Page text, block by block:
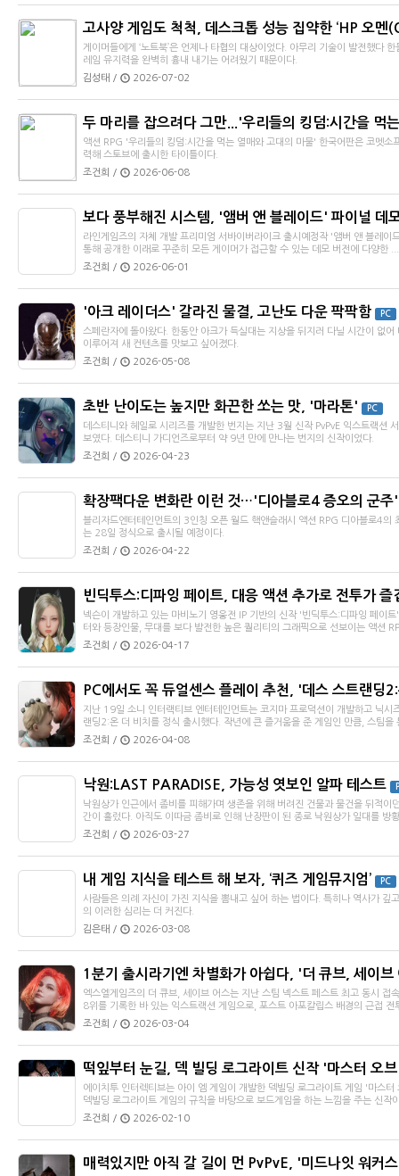
고사양 게임도 척척, 데스크톱 성능 집약한 ‘HP 오멘
게이머들에게 ‘노트북’은 언제나 타협의 대상이었다. 아무리 기술이 발전했다
레임 유지력을 완벽히 흉내 내기는 어려웠기 때문이다.
김성태 /
2026-07-02
두 마리를 잡으려다 그만...'우리들의 킹덤:시간을 먹
액션 RPG '우리들의 킹덤:시간을 먹는 열매와 고대의 마물' 한국어판은 코멧소
력해 스토브에 출시한 타이틀이다.
조건희 /
2026-06-08
보다 풍부해진 시스템, '앰버 앤 블레이드' 파이널 데
라인게임즈의 자체 개발 프리미엄 서바이버라이크 출시예정작 '앰버 앤 블레
통해 공개한 이래로 꾸준히 모든 게이머가 접근할 수 있는 데모 버전에 다양한 ...
조건희 /
2026-06-01
'아크 레이더스' 갈라진 물결, 고난도 다운 팍팍함 PC
스페란자에 돌아왔다. 한동안 아크가 득실대는 지상을 뒤지러 다닐 시간이 없
이루어져 새 컨텐츠를 맛보고 싶어졌다.
조건희 /
2026-05-08
초반 난이도는 높지만 화끈한 쏘는 맛, '마라톤' PC
데스티니와 헤일로 시리즈를 개발한 번지는 지난 3월 신작 PvPvE 익스트랙션
보였다. 데스티니 가디언즈로부터 약 9년 만에 만나는 번지의 신작이었다.
조건희 /
2026-04-23
확장팩다운 변화란 이런 것…'디아블로4 증오의 군주'
블리자드엔터테인먼트의 3인칭 오픈 월드 핵앤슬래시 액션 RPG 디아블로4
는 28일 정식으로 출시될 예정이다.
조건희 /
2026-04-22
빈딕투스:디파잉 페이트, 대응 액션 추가로 전투가 즐
넥슨이 개발하고 있는 마비노기 영웅전 IP 기반의 신작 '빈딕투스:디파잉 페이
터와 등장인물, 무대를 보다 발전한 높은 퀄리티의 그래픽으로 선보이는 액션
조건희 /
2026-04-17
PC에서도 꼭 듀얼센스 플레이 추천, '데스 스트랜딩
지난 19일 소니 인터랙티브 엔터테인먼트는 코지마 프로덕션이 개발하고 닉시
랜딩2:온 더 비치를 정식 출시했다. 작년에 큰 즐거움을 준 게임인 만큼, 스팀을
조건희 /
2026-04-08
낙원:LAST PARADISE, 가능성 엿보인 알파 테스트
낙원상가 인근에서 좀비를 피해가며 생존을 위해 버려진 건물과 물건을 뒤적이
간이 흘렀다. 아직도 이따금 좀비로 인해 난장판이 된 종로 낙원상가 일대를 방
조건희 /
2026-03-27
내 게임 지식을 테스트 해 보자, ‘퀴즈 게임뮤지엄’ PC
사람들은 의례 자신이 가진 지식을 뽐내고 싶어 하는 법이다. 특히나 역사가 깊
의 이러한 심리는 더 커진다.
김은태 /
2026-03-08
1분기 출시라기엔 차별화가 아쉽다, '더 큐브, 세이브
엑스엘게임즈의 더 큐브, 세이브 어스는 지난 스팀 넥스트 페스트 최고 동시 접
8위를 기록한 바 있는 익스트랙션 게임으로, 포스트 아포칼립스 배경의 근접 전
조건희 /
2026-03-04
떡잎부터 눈길, 덱 빌딩 로그라이트 신작 '마스터 오
에이치투 인터렉티브는 아이 엠 게임이 개발한 덱빌딩 로그라이트 게임 '마스
덱빌딩 로그라이트 게임의 규칙을 바탕으로 보드게임을 하는 느낌을 주는 신작
조건희 /
2026-02-10
매력있지만 아직 갈 길이 먼 PvPvE, '미드나잇 워커